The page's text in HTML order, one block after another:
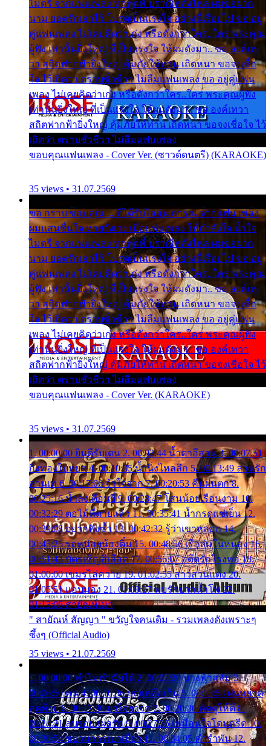
ไมตรี จากแฟนเพลง ทุกทุกที่ ปราณีหลั่งไหล ผมขอฝาก
นาม ยอดรักเอาไว้ โปรดเป็นแรงใจ อย่างนี้เรื่อยไป ขอ อยู่
คู่แฟนเพลง ไม่เคยคิดว่าเก่ง หรือดังกว่าใคร..ใคร พระคุณ
ผู้ฟัง เท่านั้นยิ่งใหญ่ ที่เป็นแรงใจ ให้ผมดังมา.. ขอ องค์เท
วา สถิตฟากฟ้ายิ่งใหญ่ คุ้มภัยให้ท่าน เถิดหนา ขอจงเชื่อ
ใจ ไว้เถิดว่า ตราบชั่วชีวา ไม่ลืมแฟนเพลง ขอ อยู่คู่แฟน
เพลง ไม่เคยคิดว่าเก่ง หรือดังกว่าใคร..ใคร พระคุณผู้ฟัง
เท่านั้นยิ่งใหญ่ ที่เป็นแรงใจ ให้ผมดังมา.. ขอ องค์เทวา
สถิตฟากฟ้ายิ่งใหญ่ คุ้มภัยให้ท่าน เถิดหนา ขอจงเชื่อใจ ไว้
เถิดว่า ตราบชั่วชีวา ไม่ลืมแฟนเพลง
ขอบคุณแฟนเพลง - Cover Ver. (ซาวด์ดนตรี) (KARAOKE)
35 views • 31.07.2569
ขอ กราบ ขอบคุณ.... ที่ได้รับไออุ่น การุณ จากแฟน เพลง
ผมแสนชื่นใจ หายวังเวง เมื่อแฟนเพลง ให้กำลังใจ น้ำใจ
ไมตรี จากแฟนเพลง ทุกทุกที่ ปราณีหลั่งไหล ผมขอฝาก
นาม ยอดรักเอาไว้ โปรดเป็นแรงใจ อย่างนี้เรื่อยไป ขอ อยู่
คู่แฟนเพลง ไม่เคยคิดว่าเก่ง หรือดังกว่าใคร..ใคร พระคุณ
ผู้ฟัง เท่านั้นยิ่งใหญ่ ที่เป็นแรงใจ ให้ผมดังมา.. ขอ องค์เท
วา สถิตฟากฟ้ายิ่งใหญ่ คุ้มภัยให้ท่าน เถิดหนา ขอจงเชื่อ
ใจ ไว้เถิดว่า ตราบชั่วชีวา ไม่ลืมแฟนเพลง ขอ อยู่คู่แฟน
เพลง ไม่เคยคิดว่าเก่ง หรือดังกว่าใคร..ใคร พระคุณผู้ฟัง
เท่านั้นยิ่งใหญ่ ที่เป็นแรงใจ ให้ผมดังมา.. ขอ องค์เทวา
สถิตฟากฟ้ายิ่งใหญ่ คุ้มภัยให้ท่าน เถิดหนา ขอจงเชื่อใจ ไว้
เถิดว่า ตราบชั่วชีวา ไม่ลืมแฟนเพลง
ขอบคุณแฟนเพลง - Cover Ver. (KARAOKE)
35 views • 31.07.2569
1. 00:00:00 ยินดีรับเดน 2. 00:03:44 น้ำตาอีสาน 3. 00:07:51
กิ่งทองใบหยก 4. 00:10:35 น้ำนิ่งไหลลึก 5. 00:13:49 ลานรัก
ลานเท 6. 00:17:06 จำใจจาก 7. 00:20:53 คืนฝนตก 8.
00:25:16 น้ำลงเดือนยี่ 9. 00:28:47 โสนน้อยเรือนงาม 10.
00:32:29 ตอไม้ที่ตายแล้ว 11. 00:35:41 น้ำกรดแช่เย็น 12.
00:39:08 อยากฟังซ้ำ 13. 00:42:32 รู้ว่าเขาหลอก 14.
00:45:25 รอหน่อยน้องติ๋ม 15. 00:48:56 เรือล่มในหนอง 16.
00:51:43 บัตรเชิญสีเลือด 17. 00:56:07 อดีตรักโรงทอ 18.
01:00:00 เขมรไล่ควาย 19. 01:02:55 สาวสวนแตง 20.
01:05:51 แอบมอง 21. 01:09:27 พบรักปากน้ำโพ 22.
01:13:06 สายัณห์เมา
" สายัณห์ สัญญา " ขวัญใจคนเดิม - รวมเพลงดังเพราะๆ
ซึ้งๆ (Official Audio)
35 views • 21.07.2569
1. 00:00:00 ทำไมทำฉันได้ 2. 00:03:20 นางฟ้าสลัม 3.
00:06:50 คน 4. 00:10:36 บุญเหลือเกิน 5. 00:13:58 ฝนหยาด
สุดท้าย 6. 00:17:30 ยาใจยาจก 7. 00:20:30 คิดดูให้ดี 8.
00:24:21 ลบรอยแผลรัก 9. 00:27:35 เหมือนใจโดนกรีด 10.
00:30:54 ขบวนการเปาเปียว 11. 00:34:05 คำรำพัน 12.